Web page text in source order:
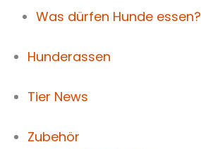
Was dürfen Hunde essen?
Hunderassen
Tier News
Zubehör